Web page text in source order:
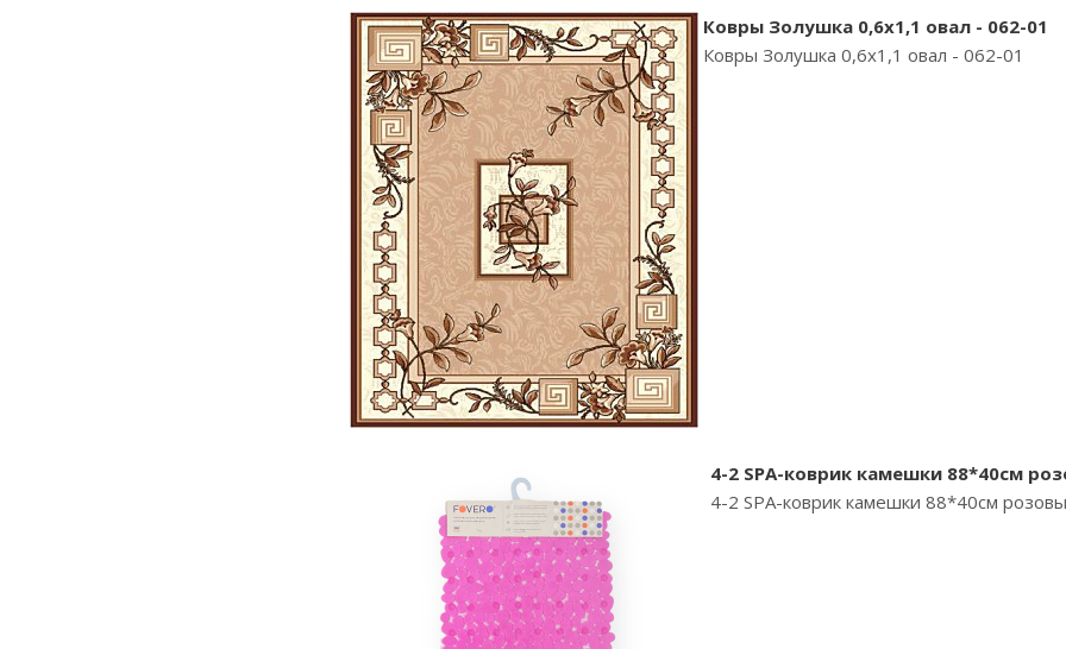
Ковры Золушка 0,6х1,1 овал - 062-01
Ковры Золушка 0,6х1,1 овал - 062-01
4-2 SPA-коврик камешки 88*40см
4-2 SPA-коврик камешки 88*40см